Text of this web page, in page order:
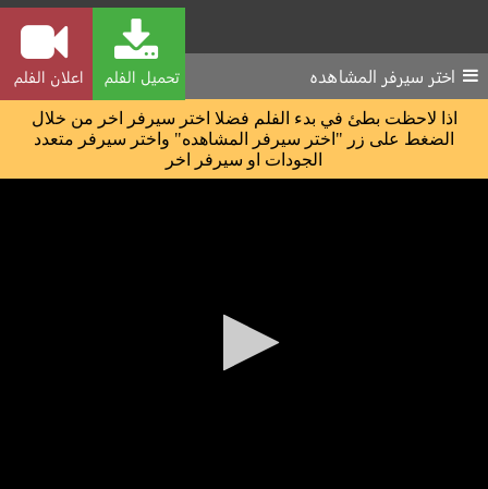
تحميل الفلم اعلان الفلم اختر سيرفر المشاهده
اذا لاحظت بطئ في بدء الفلم فضلا اختر سيرفر اخر من خلال
الضغط على زر "اختر سيرفر المشاهده" واختر سيرفر متعدد
الجودات او سيرفر اخر